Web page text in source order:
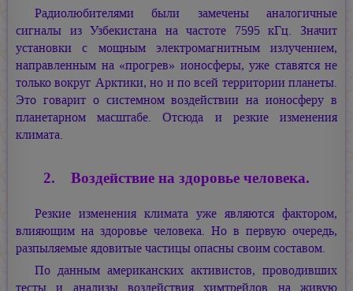
Радиолюбителями были замечены аналогичные
сигналы из Узбекистана на частоте 7595 кГц. Значит
установки с мощным электромагнитным излучением,
направленным на «прогрев» ионосферы, уже ставятся не
только вокруг Арктики, но и по всей территории планеты.
Это говарит о системном воздействии на ионосферу в
планетарном масштабе. Отсюда и резкие изменения
климата.
2. Воздействие на здоровье человека.
Резкие изменения климата уже являются фактором,
влияющим на здоровье человека. Но в первую очередь,
разпыляемые ядовитые частицы опасны своим составом.
По данным американских активистов, проводивших
тесты и анализы воздействия химтрейлов на живую